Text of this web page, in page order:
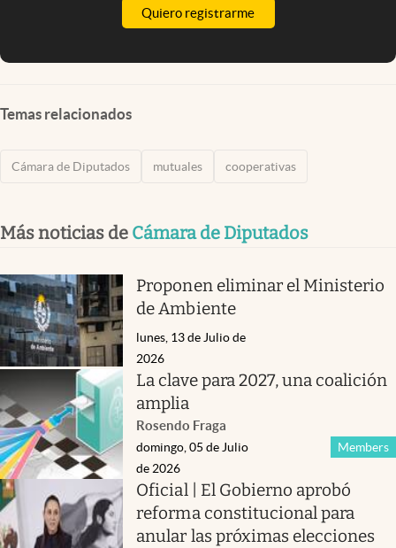
Quiero registrarme
Temas relacionados
Cámara de Diputados mutuales cooperativas
Más noticias de Cámara de Diputados
Proponen eliminar el Ministerio
de Ambiente
lunes, 13 de Julio de
2026
La clave para 2027, una coalición
amplia
Rosendo Fraga
Members
domingo, 05 de Julio
de 2026
Oficial | El Gobierno aprobó
reforma constitucional para
anular las próximas elecciones